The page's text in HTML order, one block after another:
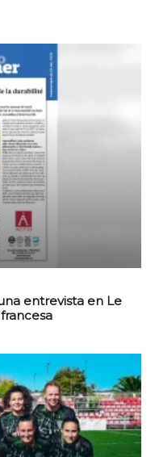
entrevista en Le